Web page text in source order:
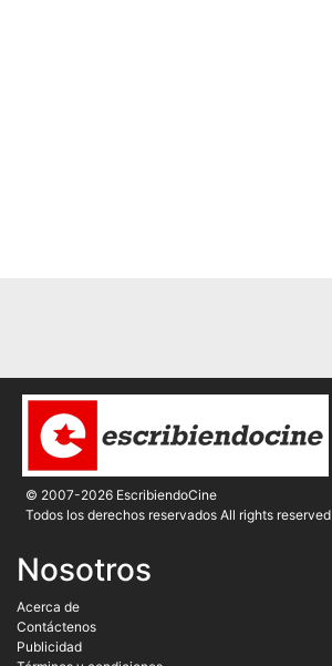
© 2007-2026 EscribiendoCine
Todos los derechos reservados All rights reserved
Nosotros
Acerca de
Contáctenos
Publicidad